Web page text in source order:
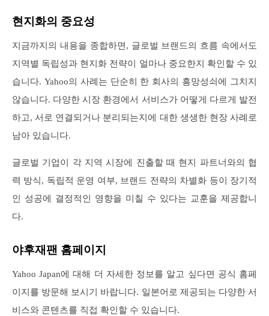
현지화의 중요성
지금까지의 내용을 종합하면, 글로벌 브랜드의 흐름 속에서도
지역별 독립성과 현지화 전략이 얼마나 중요한지 확인할 수 있
습니다. Yahoo의 사례는 단순히 한 회사의 흥망성쇠에 그치지
않습니다. 다양한 시장 환경에서 서비스가 어떻게 다르게 발전
하고, 서로 연결되거나 분리되는지에 대한 생생한 현장 사례로
남아 있습니다.
글로벌 기업이 각 지역 시장에 진출할 때 현지 파트너와의 협
력 방식, 독립적 운영 여부, 브랜드 전략의 차별화 등이 장기적
인 성공에 결정적인 영향을 미칠 수 있다는 교훈을 제공합니
다.
야후재팬 홈페이지
Yahoo Japan에 대해 더 자세한 정보를 알고 싶다면 공식 홈페
이지를 방문해 보시기 바랍니다. 일본어로 제공되는 다양한 서
비스와 콘텐츠를 직접 확인할 수 있습니다.